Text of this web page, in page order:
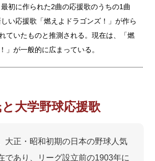
初に作られた2曲の応援歌のうちの1曲
い応援歌「燃えよドラゴンズ！」が作ら
ていたものと推測される。現在は、「燃
」が一般的に広まっている。
大学野球応援歌
大正・昭和初期の日本の野球人気
であり、リーグ設立前の1903年に